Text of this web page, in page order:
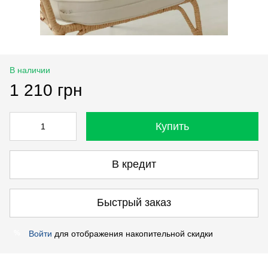
В наличии
1 210 грн
Купить
В кредит
Быстрый заказ
Войти для отображения накопительной скидки